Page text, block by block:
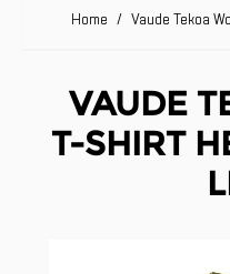
Home / Vaude Tekoa
VAUDE
T-SHIRT